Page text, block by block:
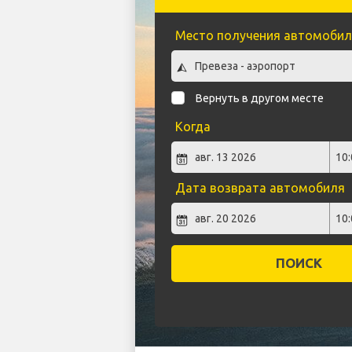
Место получения
Вернуть в другом месте
Когда
Дата возврата автомобиля
ПОИСК